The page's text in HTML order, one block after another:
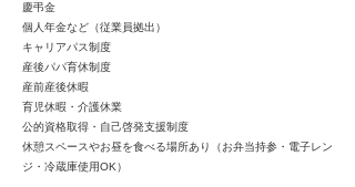
慶弔金
個人年金など（従業員拠出）
キャリアパス制度
産後パパ育休制度
産前産後休暇
育児休暇・介護休業
公的資格取得・自己啓発支援制度
休憩スペースやお昼を食べる場所あり（お弁当持参・電子レン
ジ・冷蔵庫使用OK）